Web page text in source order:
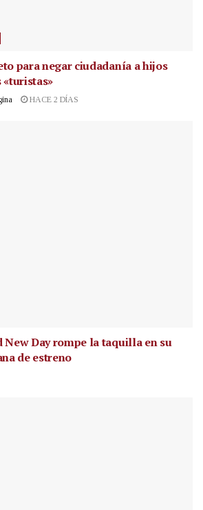
para negar ciudadanía a hijos
«turistas»
HACE 2 DÍAS
New Day rompe la taquilla en su
de estreno